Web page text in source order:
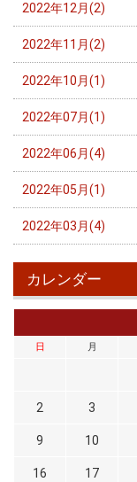
2022年12月(2)
2022年11月(2)
2022年10月(1)
2022年07月(1)
2022年06月(4)
2022年05月(1)
2022年03月(4)
カレンダー
日 月
2 3
9 10
16 17